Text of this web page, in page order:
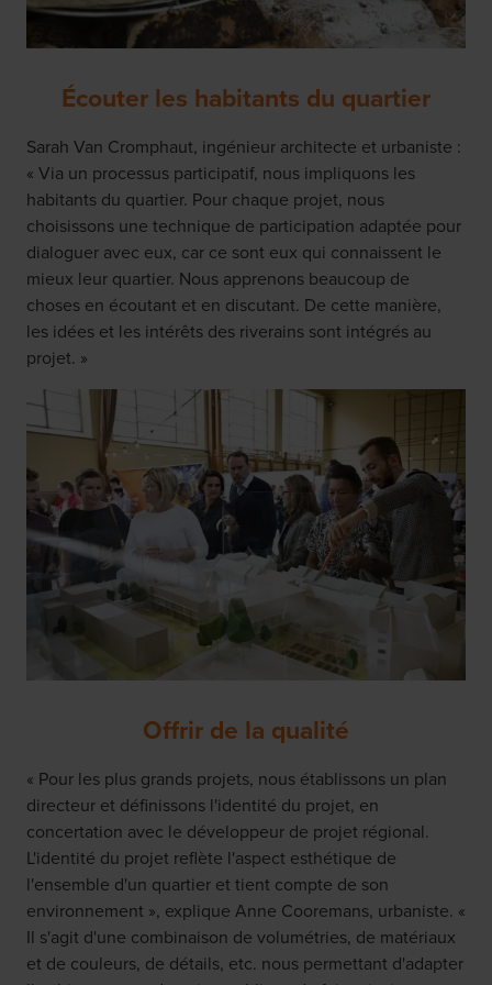
Écouter les habitants du quartier
Sarah Van Cromphaut, ingénieur architecte et urbaniste :
« Via un processus participatif, nous impliquons les
habitants du quartier. Pour chaque projet, nous
choisissons une technique de participation adaptée pour
dialoguer avec eux, car ce sont eux qui connaissent le
mieux leur quartier. Nous apprenons beaucoup de
choses en écoutant et en discutant. De cette manière,
les idées et les intérêts des riverains sont intégrés au
projet. »
Offrir de la qualité
« Pour les plus grands projets, nous établissons un plan
directeur et définissons l'identité du projet, en
concertation avec le développeur de projet régional.
L'identité du projet reflète l'aspect esthétique de
l'ensemble d'un quartier et tient compte de son
environnement », explique Anne Cooremans, urbaniste. «
Il s'agit d'une combinaison de volumétries, de matériaux
et de couleurs, de détails, etc. nous permettant d'adapter